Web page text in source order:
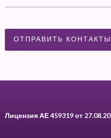
Лицензия АЕ 459319 от